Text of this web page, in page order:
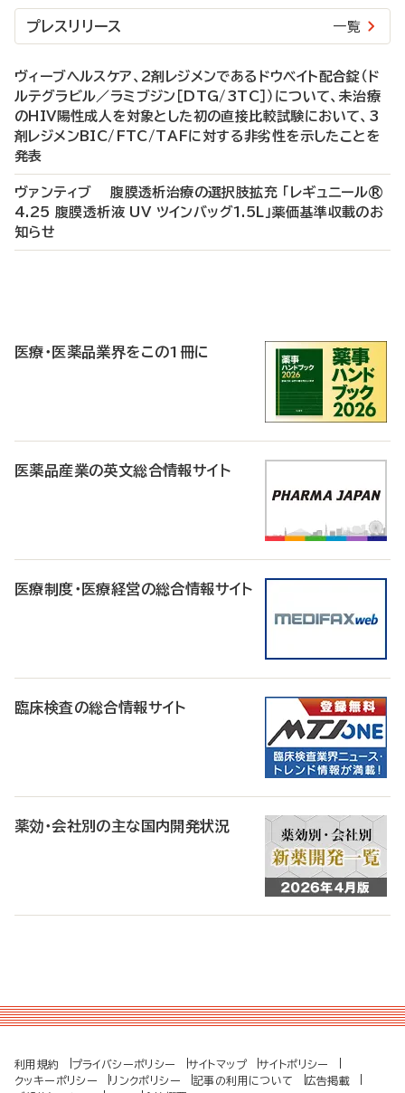
プレスリリース 一覧
ヴィーブヘルスケア、2剤レジメンであるドウベイト配合錠（ド
ルテグラビル／ラミブジン［DTG/3TC］）について、未治療
のHIV陽性成人を対象とした初の直接比較試験において、3
剤レジメンBIC/FTC/TAFに対する非劣性を示したことを
発表
ヴァンティブ 腹膜透析治療の選択肢拡充 「レギュニール®
4.25 腹膜透析液 UV ツインバッグ1.5L」薬価基準収載のお
知らせ
医療・医薬品業界をこの1冊に
医薬品産業の英文総合情報サイト
医療制度・医療経営の総合情報サイト
臨床検査の総合情報サイト
薬効・会社別の主な国内開発状況
利用規約 プライバシーポリシー サイトマップ
サイトポリシー
クッキーポリシー
リンクポリシー 記事の利用について
広告掲載